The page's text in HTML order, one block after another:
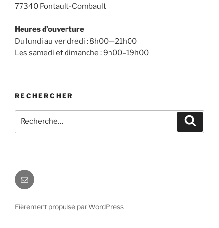
77340 Pontault-Combault
Heures d’ouverture
Du lundi au vendredi : 8h00—21h00
Les samedi et dimanche : 9h00–19h00
RECHERCHER
pour
E-
mail
Fièrement propulsé par WordPress